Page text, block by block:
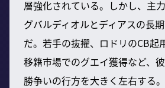
層強化されている。しかし、主
グバルディオルとディアスの長
だ。若手の抜擢、ロドリのCB起
移籍市場でのグエイ獲得など、
勝争いの行方を大きく左右する。